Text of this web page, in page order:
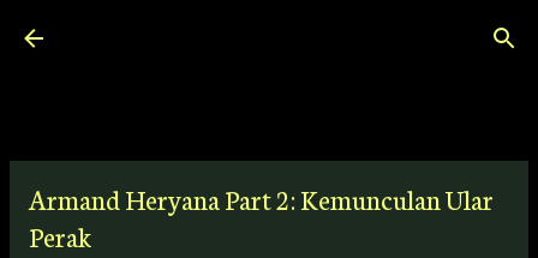
Armand Heryana Part 2: Kemunculan Ular
Perak